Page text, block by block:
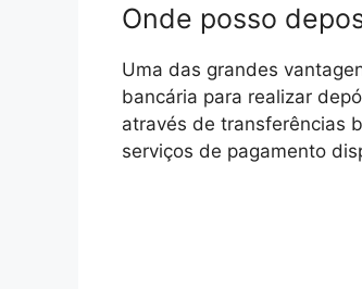
Onde posso
Uma das grandes
bancária para realizar
através de transferências
serviços de pagamento